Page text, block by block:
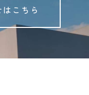
こちら